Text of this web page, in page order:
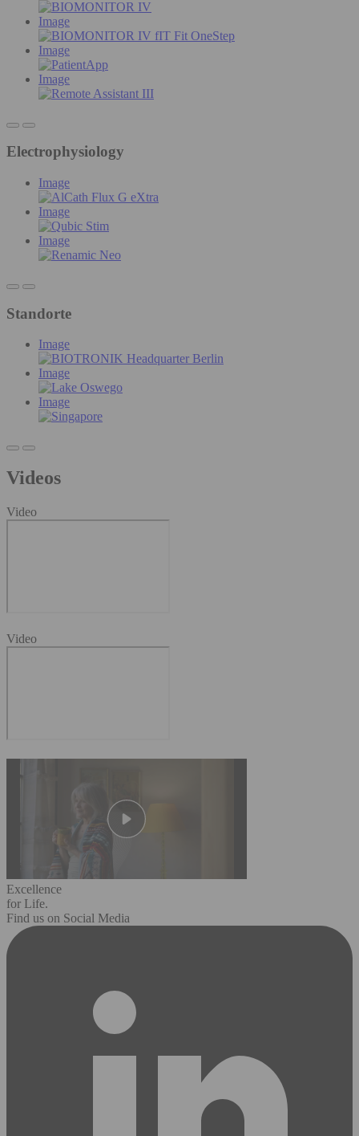
Image
Image
Image
Electrophysiology
Image
Image
Image
Standorte
Image
Image
Image
Videos
Video
Video
Excellence
for Life.
Find us on Social Media